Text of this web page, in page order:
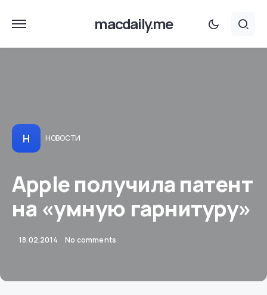
macdaily.me
Н НОВОСТИ
Apple получила патент
на «умную гарнитуру»
18.02.2014 No comments